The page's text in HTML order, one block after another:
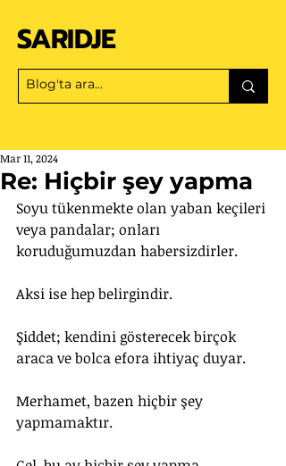
SARIDJE
Re: Hiçbir şey yapma
Mar 11, 2024
Soyu tükenmekte olan yaban keçileri
veya pandalar; onları
koruduğumuzdan habersizdirler.
Aksi ise hep belirgindir.
Şiddet; kendini gösterecek birçok
araca ve bolca efora ihtiyaç duyar.
Merhamet, bazen hiçbir şey
yapmamaktır.